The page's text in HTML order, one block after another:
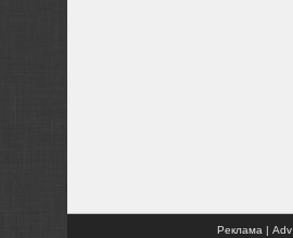
Реклама | Adv